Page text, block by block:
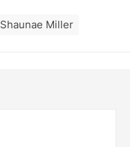
Shaunae Miller